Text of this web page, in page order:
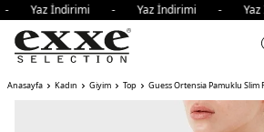
Yaz İndirimi - Yaz İndirimi -
Anasayfa Kadın Giyim Top Guess Ortensia Pamuklu Slim